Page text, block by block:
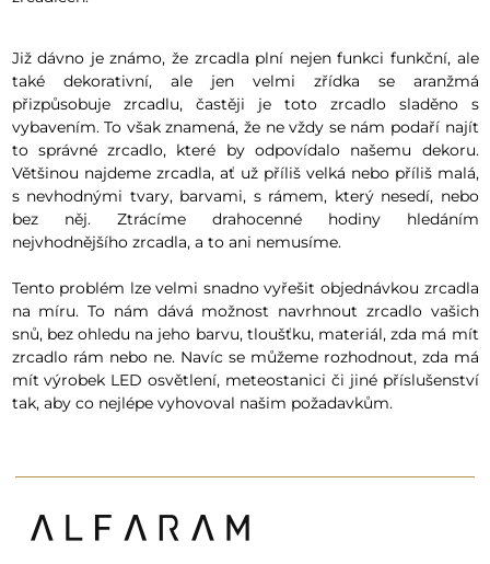
Již dávno je známo, že zrcadla plní nejen funkci funkční, ale
také dekorativní, ale jen velmi zřídka se aranžmá
přizpůsobuje zrcadlu, častěji je toto zrcadlo sladěno s
vybavením. To však znamená, že ne vždy se nám podaří najít
to správné zrcadlo, které by odpovídalo našemu dekoru.
Většinou najdeme zrcadla, ať už příliš velká nebo příliš malá,
s nevhodnými tvary, barvami, s rámem, který nesedí, nebo
bez něj. Ztrácíme drahocenné hodiny hledáním
nejvhodnějšího zrcadla, a to ani nemusíme.
Tento problém lze velmi snadno vyřešit objednávkou zrcadla
na míru. To nám dává možnost navrhnout zrcadlo vašich
snů, bez ohledu na jeho barvu, tloušťku, materiál, zda má mít
zrcadlo rám nebo ne. Navíc se můžeme rozhodnout, zda má
mít výrobek LED osvětlení, meteostanici či jiné příslušenství
tak, aby co nejlépe vyhovoval našim požadavkům.